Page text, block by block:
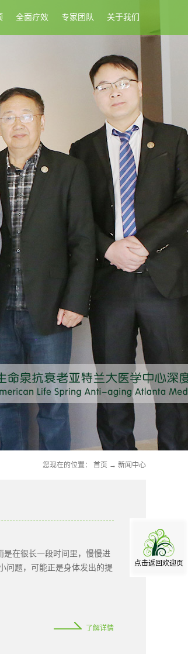
全面疗效 专家团队 关于我们
您现在的位置： 首页 → 新闻中心
是在很长一段时间里，慢慢进
问题，可能正是身体发出的提
状—明确诊断—规范治疗”，擅
了解详情
点击返回欢迎页